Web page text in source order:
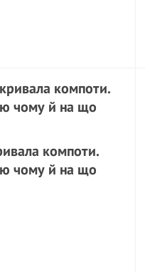
компоти.
чому й на що